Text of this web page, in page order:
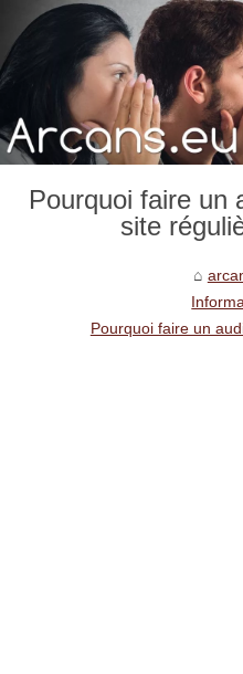
Pourquoi faire un
site
Pourquoi faire un